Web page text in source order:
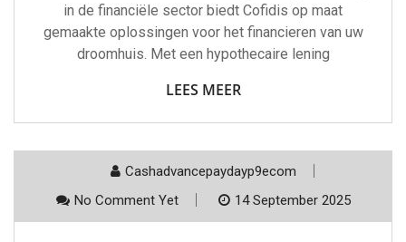
in de financiële sector biedt Cofidis op maat
gemaakte oplossingen voor het financieren van uw
droomhuis. Met een hypothecaire lening
LEES MEER
Cashadvancepaydayp9ecom
No Comment Yet
14 September 2025